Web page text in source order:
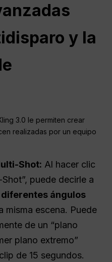
y la
3.0 le permiten crear
realizadas por un equipo
Shot: Al hacer clic
puede decirle a
diferentes ángulos
misma escena. Puede
de un “plano
plano extremo”
de 15 segundos.